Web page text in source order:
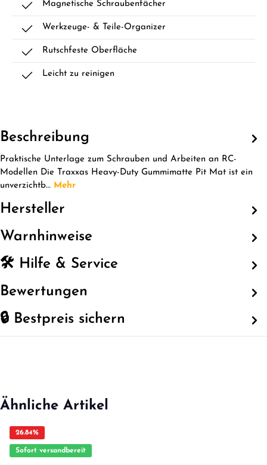
Magnetische Schraubenfächer
Werkzeuge- & Teile-Organizer
Rutschfeste Oberfläche
Leicht zu reinigen
Beschreibung
Praktische Unterlage zum Schrauben und Arbeiten an RC-
Modellen Die Traxxas Heavy-Duty Gummimatte Pit Mat ist ein
unverzichtb… Mehr
Hersteller
Warnhinweise
🛠️ Hilfe & Service
Bewertungen
🔒 Bestpreis sichern
Ähnliche Artikel
26.84%
Sofort versandbereit